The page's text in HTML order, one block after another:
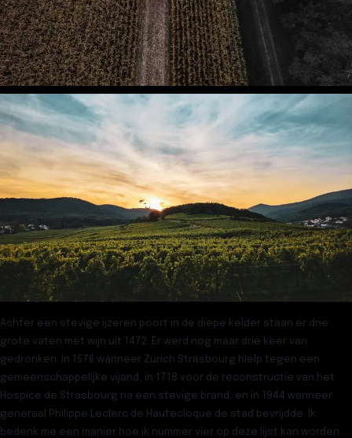
Achter een stevige ijzeren poort in de diepe kelder staan er drie
grote vaten met wijn uit 1472. Er werd nog maar drie keer van
gedronken. In 1576 wanneer Zurich Strasbourg hielp tegen een
gemeenschappelijke vijand, in 1718 voor de reconstructie van het
Hospice de Strasbourg na een stevige brand, en in 1944 wanneer
generaal Philippe Leclerc de Hautecloque de stad bevrijdde. Ik
bedenk me een manier hoe ik nummer vier op deze lijst kan worden.